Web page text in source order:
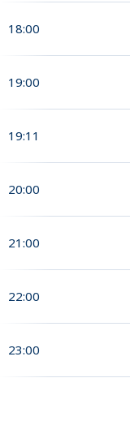
18:00
19:00
19:11
20:00
21:00
22:00
23:00